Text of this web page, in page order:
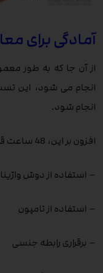
آمادگی برای
از آن جا که به طور
انجام می شود، این
انجام شود.
افزون بر این، 48 ساعت قبل از آزمایش باید از موارد زیر اجتناب کرد:
– استفاده از دوش
– استفاده از تامپون
– برقراری رابطه جنسی